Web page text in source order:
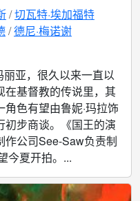
切瓦特·埃加福特
德尼·梅诺谢
亚，很久以来一直以
在基督教的传说里，其
色有望由鲁妮·玛拉饰
步商谈。《国王的演
作公司See-Saw负责制
今夏开拍。...